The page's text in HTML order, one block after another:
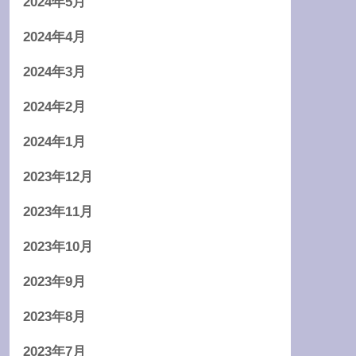
2024年4月
2024年3月
2024年2月
2024年1月
2023年12月
2023年11月
2023年10月
2023年9月
2023年8月
2023年7月